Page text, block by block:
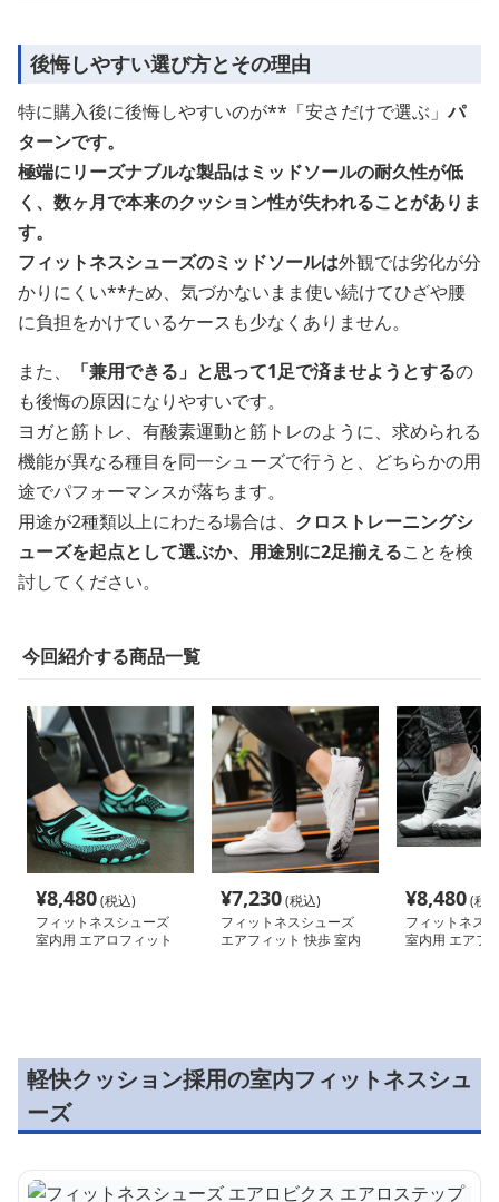
後悔しやすい選び方とその理由
特に購入後に後悔しやすいのが**「安さだけで選ぶ」パ
ターンです。
極端にリーズナブルな製品はミッドソールの耐久性が低
く、数ヶ月で本来のクッション性が失われることがありま
す。
フィットネスシューズのミッドソールは外観では劣化が分
かりにくい**ため、気づかないまま使い続けてひざや腰
に負担をかけているケースも少なくありません。
また、
「兼用できる」と思って1足で済ませようとするの
も後悔の原因になりやすいです。
ヨガと筋トレ、有酸素運動と筋トレのように、求められる
機能が異なる種目を同一シューズで行うと、どちらかの用
途でパフォーマンスが落ちます。
用途が2種類以上にわたる場合は、 クロストレーニングシ
ューズを起点として選ぶか、用途別に2足揃えることを検
討してください。
今回紹介する商品一覧
¥8,480(税込)
フィットネスシューズ
室内用 エアロフィット
¥7,230(税込)
フィットネスシューズ
エアフィット 快歩 室内
¥8,480(税
フィットネス
室内用 エアフ
軽快クッション採用の室内フィットネスシュ
ーズ